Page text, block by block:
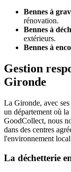
Bennes à
rénovation.
Bennes à
extérieurs.
Bennes à
Gestion
Gironde
La Gironde, avec
un département où
GoodCollect, nous
dans des centres
l'environnement
La déchetterie